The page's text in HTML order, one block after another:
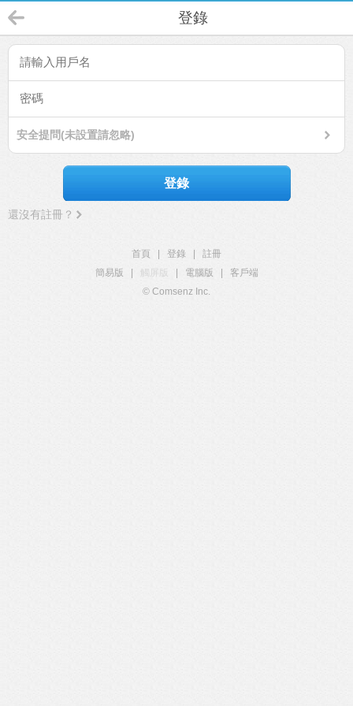
登錄
安全提問(未設置請忽略)
登錄
還沒有註冊？
首頁 登錄
註冊
簡易版
觸屏版 電腦版
客戶端
© Comsenz Inc.